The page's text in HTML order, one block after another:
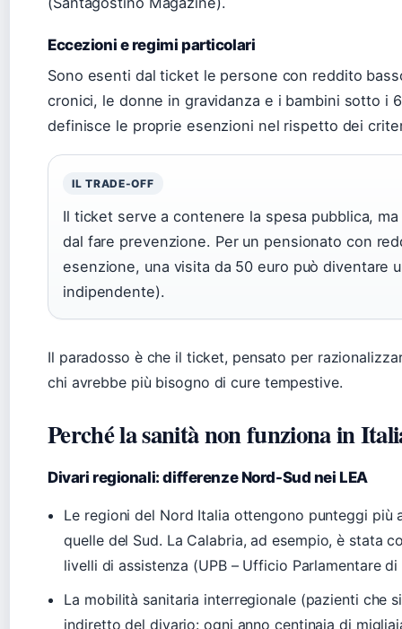
Eccezioni e regimi particolari
Sono esenti dal ticket le persone con reddito
cronici, le donne in gravidanza e i bambini sotto i
definisce le proprie esenzioni nel rispetto dei
IL TRADE-OFF
Il ticket serve a contenere la spesa pubblica,
dal fare prevenzione. Per un pensionato con
esenzione, una visita da 50 euro può diventare
indipendente).
Il paradosso è che il ticket, pensato per
chi avrebbe più bisogno di cure tempestive.
Perché la sanità non funziona in
Divari regionali: differenze Nord-Sud nei LEA
Le regioni del Nord Italia ottengono punteggi più
quelle del Sud. La Calabria, ad esempio, è stata
livelli di assistenza (UPB – Ufficio Parlamentare di
La mobilità sanitaria interregionale (pazienti che
indiretto del divario: ogni anno centinaia di